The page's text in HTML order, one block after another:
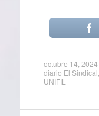
octubre 14, 2024
diario El Sindical
UNIFIL